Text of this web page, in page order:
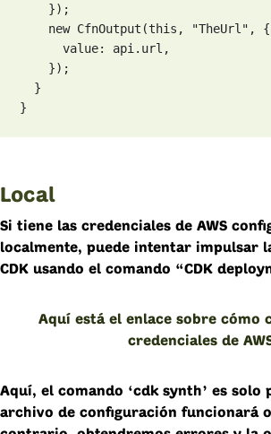
    });
    new CfnOutput(this, "TheUrl", {
      value: api.url,
    });
  }
}
Local
Si tiene las credenciales de AWS
localmente, puede intentar impulsar
CDK usando el comando “CDK
Aquí está el enlace sobre cómo
credenciales de
Aquí, el comando ‘cdk synth’ es solo
archivo de configuración funcionará